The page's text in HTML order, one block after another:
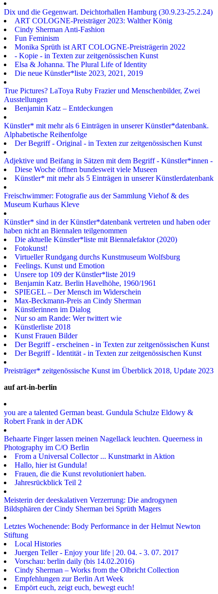
Dix und die Gegenwart. Deichtorhallen Hamburg (30.9.23-25.2.24)
ART COLOGNE-Preisträger 2023: Walther König
Cindy Sherman Anti-Fashion
Fun Feminism
Monika Sprüth ist ART COLOGNE-Preisträgerin 2022
- Kopie - in Texten zur zeitgenössischen Kunst
Elsa & Johanna. The Plural Life of Identity
Die neue Künstler*liste 2023, 2021, 2019
True Pictures? LaToya Ruby Frazier und Menschenbilder, Zwei
Ausstellungen
Benjamin Katz – Entdeckungen
Künstler* mit mehr als 6 Einträgen in unserer Künstler*datenbank.
Alphabetische Reihenfolge
Der Begriff - Original - in Texten zur zeitgenössischen Kunst
Adjektive und Beifang in Sätzen mit dem Begriff - Künstler*innen -
Diese Woche öffnen bundesweit viele Museen
Künstler* mit mehr als 5 Einträgen in unserer Künstlerdatenbank
Freischwimmer: Fotografie aus der Sammlung Viehof & des
Museum Kurhaus Kleve
Künstler* sind in der Künstler*datenbank vertreten und haben oder
haben nicht an Biennalen teilgenommen
Die aktuelle Künstler*liste mit Biennalefaktor (2020)
Fotokunst!
Virtueller Rundgang durchs Kunstmuseum Wolfsburg
Feelings. Kunst und Emotion
Unsere top 109 der Künstler*liste 2019
Benjamin Katz. Berlin Havelhöhe, 1960/1961
SPIEGEL – Der Mensch im Widerschein
Max-Beckmann-Preis an Cindy Sherman
Künstlerinnen im Dialog
Nur so am Rande: Wer twittert wie
Künstlerliste 2018
Kunst Frauen Bilder
Der Begriff - erscheinen - in Texten zur zeitgenössischen Kunst
Der Begriff - Identität - in Texten zur zeitgenössischen Kunst
Preisträger* zeitgenössische Kunst im Überblick 2018, Update 2023
auf art-in-berlin
you are a talented German beast. Gundula Schulze Eldowy &
Robert Frank in der ADK
Behaarte Finger lassen meinen Nagellack leuchten. Queerness in
Photography im C/O Berlin
From a Universal Collector ... Kunstmarkt in Aktion
Hallo, hier ist Gundula!
Frauen, die die Kunst revolutioniert haben.
Jahresrückblick Teil 2
Meisterin der deeskalativen Verzerrung: Die androgynen
Bildsphären der Cindy Sherman bei Sprüth Magers
Letztes Wochenende: Body Performance in der Helmut Newton
Stiftung
Local Histories
Juergen Teller - Enjoy your life | 20. 04. - 3. 07. 2017
Vorschau: berlin daily (bis 14.02.2016)
Cindy Sherman – Works from the Olbricht Collection
Empfehlungen zur Berlin Art Week
Empört euch, zeigt euch, bewegt euch!